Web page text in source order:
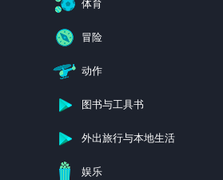
体育
冒险
动作
图书与工具书
外出旅行与本地生活
娱乐